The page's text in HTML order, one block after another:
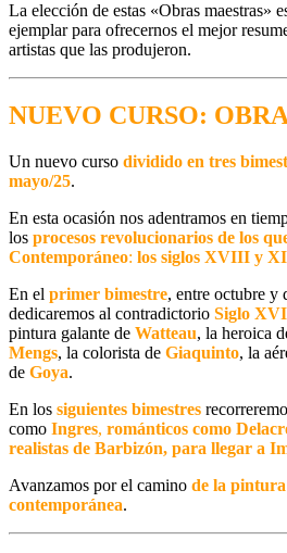
La elección de estas «Obras maestras»
ejemplar para ofrecernos el mejor
artistas que las produjeron.
NUEVO CURSO:
Un nuevo curso dividido en tres
mayo/25.
En esta ocasión nos adentramos en
los procesos revolucionarios de los
Contemporáneo: los siglos XVIII y
En el primer bimestre, entre octubre y
dedicaremos al contradictorio Siglo
pintura galante de Watteau, la heroica
Mengs, la colorista de Giaquinto, la
de Goya.
En los siguientes bimestres
como Ingres, románticos como
realistas de Barbizón, para llegar a
Avanzamos por el camino de la
contemporánea.